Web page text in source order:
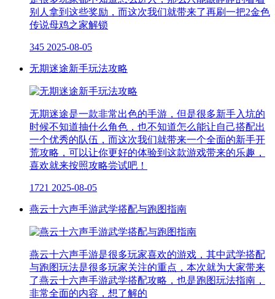
别人拿到这些奖励，而这次我们就带来了再刷一把2金色
传说母鸡之家解锁
345 2025-08-05
无期迷途新手玩法攻略
无期迷途是一款非常出色的手游，但是很多新手入坑的
时候不知道抽什么角色，也不知道怎么能让自己搭配出
一个优秀的队伍，而这次我们就带来一个全面的新手开
荒攻略，可以让你更好的体验到这款游戏带来的乐趣，
喜欢就来按照攻略尝试吧！
1721 2025-08-05
燕云十六声手游武学搭配与跑图指南
燕云十六声手游是很多玩家喜欢的游戏，其中武学搭配
与跑图玩法是很多玩家关注的重点，本次就为大家带来
了燕云十六声手游武学搭配攻略，也是跑图玩法指南，
非常全面的内容，想了解的